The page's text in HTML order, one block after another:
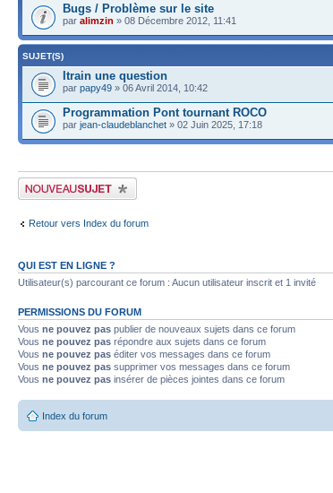
Bugs / Problème sur le site
par alimzin » 08 Décembre 2012, 11:41
SUJET(S)
Itrain une question
par papy49 » 06 Avril 2014, 10:42
Programmation Pont tournant ROCO
par jean-claudeblanchet » 02 Juin 2025, 17:18
Publier un nouveau sujet
Retour vers Index du forum
QUI EST EN LIGNE ?
Utilisateur(s) parcourant ce forum : Aucun utilisateur inscrit et 1 invité
PERMISSIONS DU FORUM
Vous ne pouvez pas publier de nouveaux sujets dans ce forum
Vous ne pouvez pas répondre aux sujets dans ce forum
Vous ne pouvez pas éditer vos messages dans ce forum
Vous ne pouvez pas supprimer vos messages dans ce forum
Vous ne pouvez pas insérer de pièces jointes dans ce forum
Index du forum